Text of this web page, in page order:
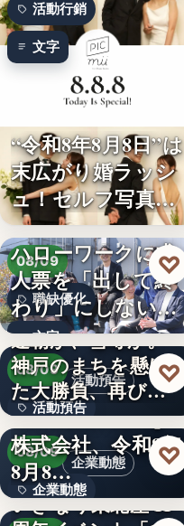
活動行銷
文字
“令和8年8月8日”は
末広がり婚ラッシ
ュ！セルフ写真館
「…
08/09
職缺優化
文字
ハローワークに求
人票を「出して終
わり」にしない。
求人票・…
♡
活動預告
08/09
活動預告
300人
連覇か、雪辱か。
神戸のまちを懸け
た大勝負、再び！
…
♡
企業動態
08/09
企業動態
Internnect Group
株式会社、令和8年
8月8…
♡
いぎなり東北産 11